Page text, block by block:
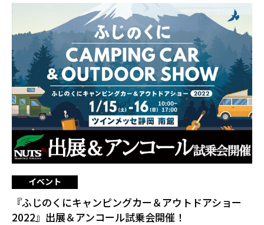
イベント
『ふじのくにキャンピングカー＆アウトドアショー
2022』出展＆アンコール試乗会開催！